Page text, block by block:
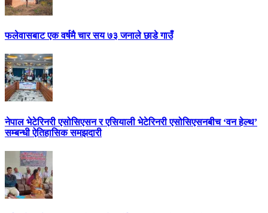
फलेवासबाट एक वर्षमै चार सय ७३ जनाले छाडे गाउँ
नेपाल भेटेरिनरी एसोसिएसन र एसियाली भेटेरिनरी एसोसिएसनबीच ‘वन हेल्थ’
सम्बन्धी ऐतिहासिक समझदारी